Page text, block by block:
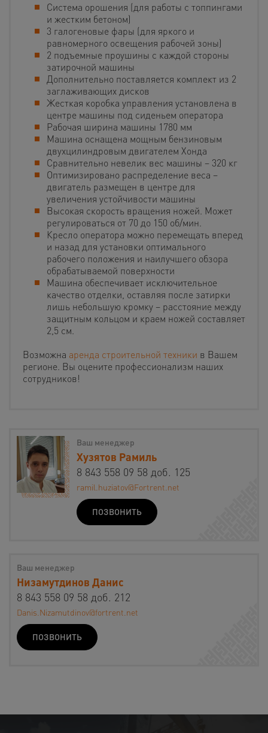
Система орошения (для работы с топпингами
и жестким бетоном)
3 галогеновые фары (для яркого и
равномерного освещения рабочей зоны)
2 подъемные проушины с каждой стороны
затирочной машины
Дополнительно поставляется комплект из 2
заглаживающих дисков
Жесткая коробка управления установлена в
центре машины под сиденьем оператора
Рабочая ширина машины 1780 мм
Машина оснащена мощным бензиновым
двухцилиндровым двигателем Хонда
Сравнительно невелик вес машины – 320 кг
Оптимизировано распределение веса –
двигатель размещен в центре для
увеличения устойчивости машины
Высокая скорость вращения ножей. Может
регулироваться от 70 до 150 об/мин.
Кресло оператора можно перемещать вперед
и назад для установки оптимального
рабочего положения и наилучшего обзора
обрабатываемой поверхности
Машина обеспечивает исключительное
качество отделки, оставляя после затирки
лишь небольшую кромку – расстояние между
защитным кольцом и краем ножей составляет
2,5 см.
Возможна аренда строительной техники в Вашем
регионе. Вы оцените профессионализм наших
сотрудников!
Ваш менеджер
Хузятов Рамиль
8 843 558 09 58 доб. 125
ramil.huziatov@Fortrent.net
ПОЗВОНИТЬ
Ваш менеджер
Низамутдинов Данис
8 843 558 09 58 доб. 212
Danis.Nizamutdinov@fortrent.net
ПОЗВОНИТЬ